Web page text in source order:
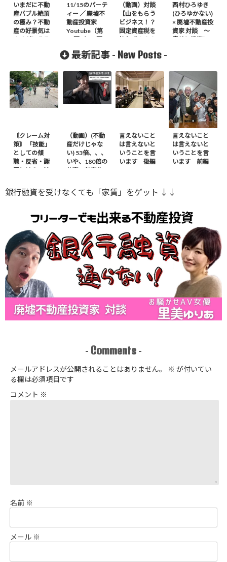
いまだに不動
産バブル絶頂
の極み？不動
産の好景気は
さすがにそろ
11/15のパーテ
ィー ／ 廃墟不
動産投資家
Youtube（第
23回／100回
（動画）対談
【山をもらう
ビジネス！？
固定資産税を
払わず１００
有する永野彰
西村ひろゆき
(ひろゆかない)
× 廃墟不動産投
資家 対談 ～
意外と投資に
最新記事 - New Posts -
〘クレーム対
策〙 「技能」
としての傾
聴・反省・謝
罪とは？ – 前
（動画）(不動
産だけじゃな
い) 53倍、、、
いや、180倍の
仕事の効率化
言えないこと
は言えないと
いうことを言
います 後編
言えないこと
は言えないと
いうことを言
います 前編
銀行融資を受けなくても「家賃」をゲット ↓↓
- Comments -
メールアドレスが公開されることはありません。 ※ が付いてい
る欄は必須項目です
コメント ※
名前 ※
メール ※